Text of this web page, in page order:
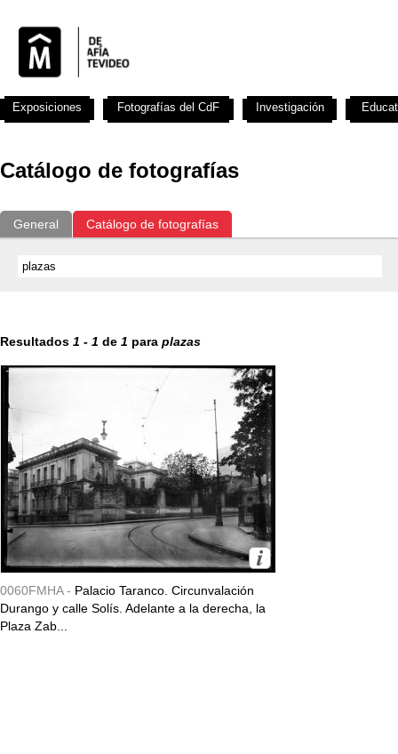
Catálogo de fotografías
General Catálogo de fotografías
Resultados 1 - 1 de 1 para plazas
0060FMHA - Palacio Taranco. Circunvalación
Durango y calle Solís. Adelante a la derecha, la
Plaza Zab...
Exposiciones Fotografías del CdF Investigación